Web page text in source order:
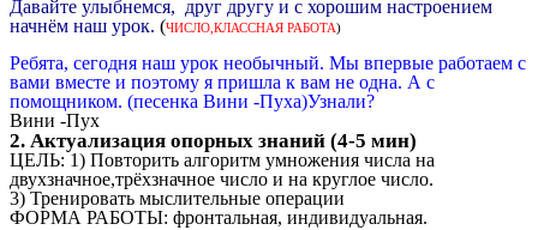
Давайте улыбнемся, друг другу и с хорошим настроением
начнём наш урок. (ЧИСЛО,КЛАССНАЯ РАБОТА)
Ребята, сегодня наш урок необычный. Мы впервые работаем с
вами вместе и поэтому я пришла к вам не одна. А с
помощником. (песенка Вини -Пуха)Узнали?
Вини -Пух
2. Актуализация опорных знаний (4-5 мин)
ЦЕЛЬ: 1) Повторить алгоритм умножения числа на
двухзначное,трёхзначное число и на круглое число.
3) Тренировать мыслительные операции
ФОРМА РАБОТЫ: фронтальная, индивидуальная.